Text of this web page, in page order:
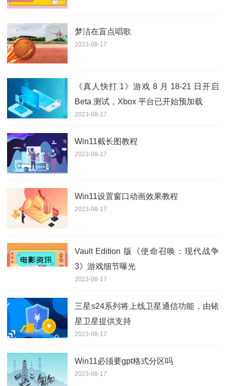
梦洁在盲点唱歌
2023-08-17
《真人快打 1》游戏 8 月 18-21 日开启
Beta 测试，Xbox 平台已开始预加载
2023-08-17
Win11截长图教程
2023-08-17
Win11设置窗口动画效果教程
2023-08-17
Vault Edition 版《使命召唤：现代战争
3》游戏细节曝光
2023-08-17
三星s24系列将上线卫星通信功能，由铱
星卫星提供支持
2023-08-17
Win11必须要gpt格式分区吗
2023-08-17